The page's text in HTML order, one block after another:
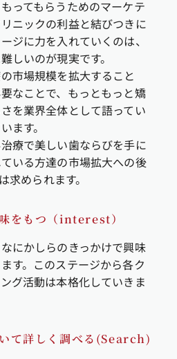
ってもらうためのマーケテ
ニックの利益と結びつきに
ジに力を入れていくのは、
しいのが現実です。
市場規模を拡大すること
なことで、もっともっと矯
を業界全体として語ってい
ます。
療で美しい歯ならびを手に
いる方達の市場拡大への後
められます。
をもつ（interest）
にかしらのきっかけで興味
す。このステージから各ク
グ活動は本格化していきま
て詳しく調べる(Search)